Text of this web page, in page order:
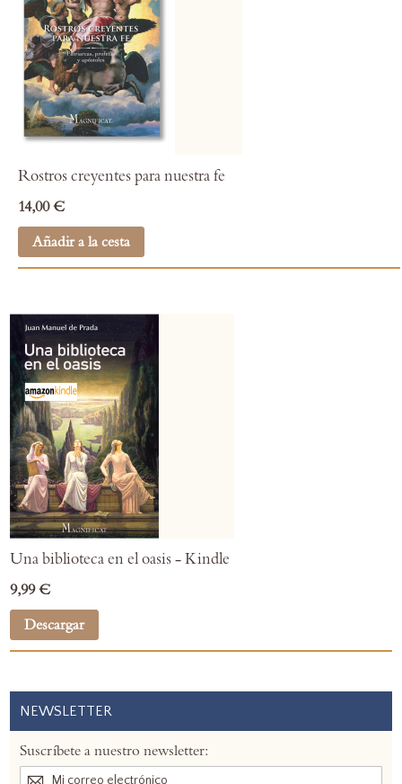
Rostros creyentes para nuestra fe
14,00 €
Añadir a la cesta
Una biblioteca en el oasis - Kindle
9,99 €
Descargar
NEWSLETTER
Suscríbete a nuestro newsletter: